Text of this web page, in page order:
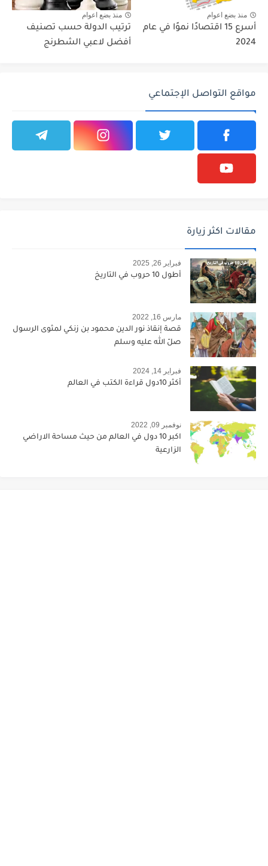
منذ بضع اعوام
أسرع 15 اقتصادًا نموًا في عام
2024
منذ بضع اعوام
ترتيب الدولة حسب تصنيف
أفضل لاعبي الشطرنج
مواقع التواصل الإجتماعي
مقالات اكثر زيارة
فبراير 26, 2025
أطول 10 حروب في التاريخ
مارس 16, 2022
قصة إنقاذ نور الدين محمود بن زنكي لمثوى الرسول
صلّ الله عليه وسلم
فبراير 14, 2024
أكثر 10دول قراءة الكتب في العالم
نوفمبر 09, 2022
اكبر 10 دول في العالم من حيث مساحة الاراضي
الزارعية